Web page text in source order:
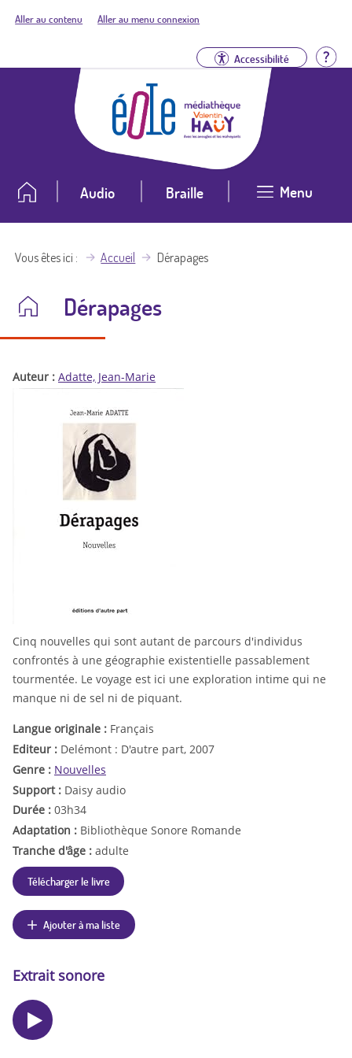
Aller au contenu Aller au menu connexion
Accessibilité
Audio Braille Menu
Vous êtes ici Accueil Dérapages
Dérapages
Auteur : Adatte, Jean-Marie
Cinq nouvelles qui sont autant de parcours d'individus
confrontés à une géographie existentielle passablement
tourmentée. Le voyage est ici une exploration intime qui ne
manque ni de sel ni de piquant.
Langue originale : Français
Editeur : Delémont : D'autre part, 2007
Genre : Nouvelles
Support : Daisy audio
Durée : 03h34
Adaptation : Bibliothèque Sonore Romande
Tranche d'âge : adulte
Télécharger le livre
Ajouter à ma liste
Extrait sonore